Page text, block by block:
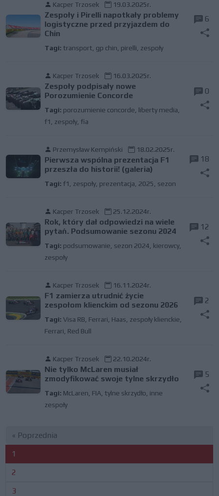
Kacper Trzosek 19.03.2025r.
Zespoły i Pirelli napotkały problemy
logistyczne przed przyjazdem do
Chin
Tagi: transport gp chin pirelli zespoły
6
Kacper Trzosek 16.03.2025r.
Zespoły podpisały nowe
Porozumienie Concorde
Tagi: porozumienie concorde liberty media
f1
zespoły, fia
0
Przemysław Kempiński 18.02.2025r.
Pierwsza wspólna prezentacja F1
przeszła do historii! (galeria)
Tagi: f1 zespoły, prezentacja 2025 sezon
18
Kacper Trzosek 25.12.2024r.
Rok, który dał odpowiedzi na wiele
pytań. Podsumowanie sezonu 2024
Tagi: podsumowanie sezon 2024 kierowcy,
zespoły
12
Kacper Trzosek 16.11.2024r.
F1 zamierza utrudnić życie
zespołom klienckim od sezonu 2026
Tagi: Visa RB Ferrari Haas zespoły klienckie
Ferrari Red Bull
2
Kacper Trzosek 22.10.2024r.
Nie tylko McLaren musiał
zmodyfikować swoje tylne skrzydło
Tagi: McLaren FIA tylne skrzydło inne
zespoły
5
« Poprzednia
1
2
3